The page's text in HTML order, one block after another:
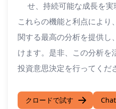
せ、持続可能な成長を実
これらの機能と利点により
関する最高の分析を提供し
けます。是非、この分析を
投資意思決定を行ってくだ
クロードで試す